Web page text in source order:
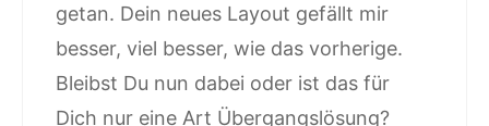
getan. Dein neues Layout gefällt mir
besser, viel besser, wie das vorherige.
Bleibst Du nun dabei oder ist das für
Dich nur eine Art Übergangslösung?